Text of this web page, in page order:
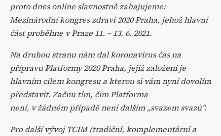
protodnes online slavnostně zahajujeme:
Mezinárodní kongres zdraví 2020 Praha, jehož hlavní
část proběhne v Praze 11. – 13. 6. 2021.
Na druhou stranu nám dal koronavirus čas na
přípravu Platformy 2020 Praha, jejíž založení je
hlavním cílem kongresu a kterou si vám nyní dovolím
představit. Začnu tím, čím Platforma
není, v žádném případě není dalším „svazem svazů”.
Pro další vývoj TCIM (tradiční, komplementární a